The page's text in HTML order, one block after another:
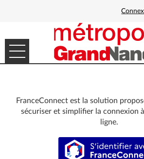
Ouvrir le menu
MES DEMANDES
FranceConnect est la solution
sécuriser et simplifier la connexion
ligne.